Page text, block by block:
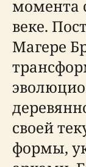
момента
веке.
Магере
своей
формы,